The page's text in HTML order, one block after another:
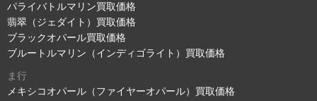
パライバトルマリン買取価格
翡翠（ジェダイト）買取価格
ブラックオパール買取価格
ブルートルマリン（インディゴライト）買取価格
ま行
メキシコオパール（ファイヤーオパール）買取価格